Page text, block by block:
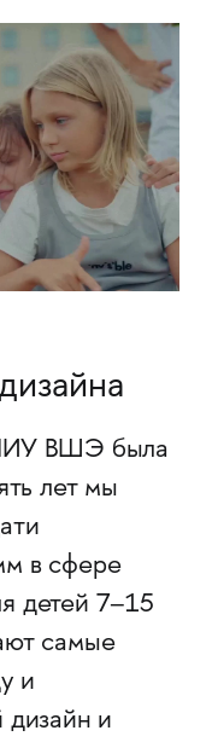
ВШЭ была
лет мы
в сфере
детей 7–15
самые
и
дизайн и